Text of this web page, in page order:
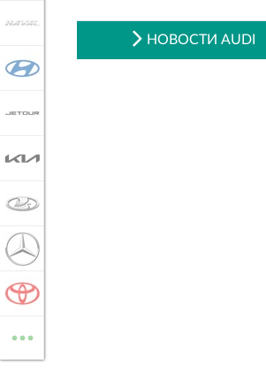
НОВОСТИ AUDI
HAVAL
...